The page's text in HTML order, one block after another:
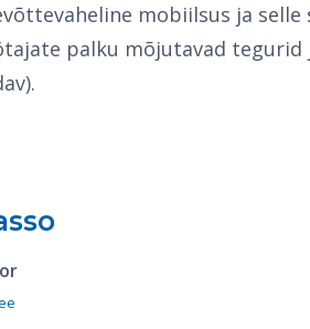
mobiilsus ja selle
palku mõjutavad tegurid